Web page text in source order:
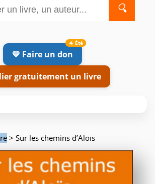
🔍
💛 Faire un don
gratuitement un livre
> Sur les chemins d’Aloïs